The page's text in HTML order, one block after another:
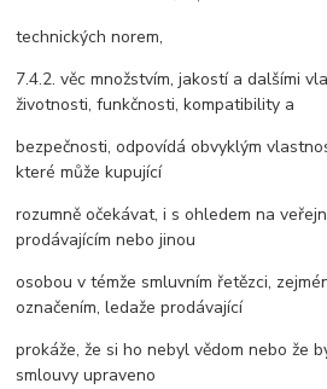
technických norem,
7.4.2. věc množstvím, jakostí a dalšími
životnosti, funkčnosti, kompatibility a
bezpečnosti, odpovídá obvyklým
které může kupující
rozumně očekávat, i s ohledem na
prodávajícím nebo jinou
osobou v témže smluvním řetězci,
označením, ledaže prodávající
prokáže, že si ho nebyl vědom nebo že
smlouvy upraveno